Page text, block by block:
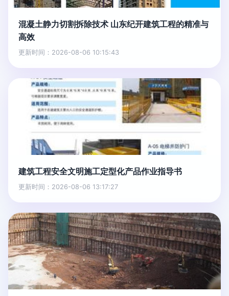
混凝土静力切割拆除技术 山东纪开建筑工程的精准与
高效
更新时间：2026-08-06 10:15:43
建筑工程安全文明施工定型化产品作业指导书
更新时间：2026-08-06 13:17:27